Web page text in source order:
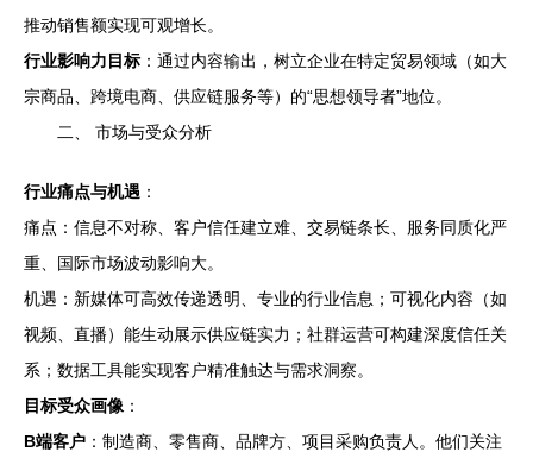
推动销售额实现可观增长。
行业影响力目标 ：通过内容输出，树立企业在特定贸易领域（如大
宗商品、跨境电商、供应链服务等）的“思想领导者”地位。
二、 市场与受众分析
行业痛点与机遇 ：
痛点：信息不对称、客户信任建立难、交易链条长、服务同质化严
重、国际市场波动影响大。
机遇：新媒体可高效传递透明、专业的行业信息；可视化内容（如
视频、直播）能生动展示供应链实力；社群运营可构建深度信任关
系；数据工具能实现客户精准触达与需求洞察。
目标受众画像 ：
B端客户 ：制造商、零售商、品牌方、项目采购负责人。他们关注